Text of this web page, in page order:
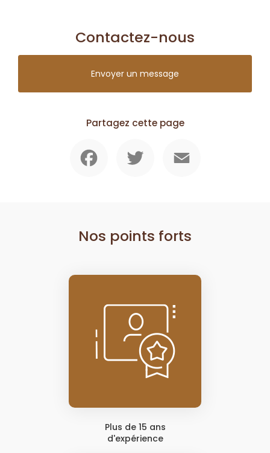
Contactez-nous
Envoyer un message
Partagez cette page
Nos points forts
Plus de 15 ans
d'expérience